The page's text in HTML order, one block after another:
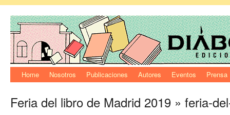
Home Nosotros Publicaciones Autores Eventos Prensa
Feria del libro de Madrid 2019 » feria-